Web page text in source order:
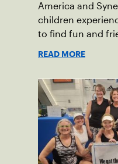
America and
children
to find fun and
READ MORE